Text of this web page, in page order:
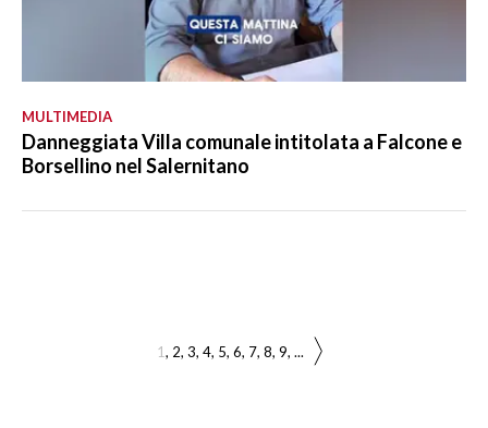
MULTIMEDIA
Danneggiata Villa comunale intitolata a Falcone e
Borsellino nel Salernitano
1 2 3 4 5 6 7 8 9 ...